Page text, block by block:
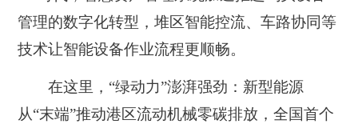
管理的数字化转型，堆区智能控流、车路协同等
技术让智能设备作业流程更顺畅。
在这里，“绿动力”澎湃强劲：新型能源
从“末端”推动港区流动机械零碳排放，全国首个